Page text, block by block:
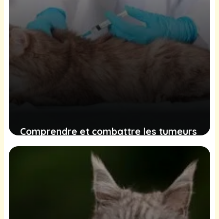
Comprendre et combattre les tumeurs
mammaires chez les chattes : un guide
complet pour les propriétaires